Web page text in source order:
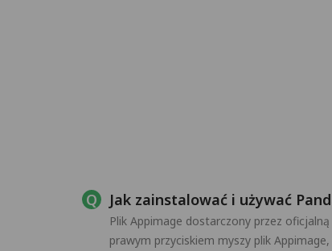
Jak zainstalować i używać
Plik Appimage dostarczony przez
prawym przyciskiem myszy plik